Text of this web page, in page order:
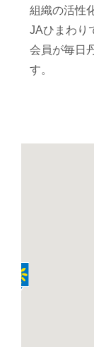
組織の活性
JAひまわり
会員が毎日
す。